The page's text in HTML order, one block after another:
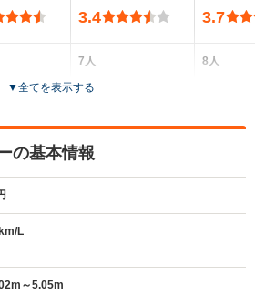
幅
3.4
7人
5ドア
3.7
8人
▼全てを表示する
の基本情報
L
～5.05m